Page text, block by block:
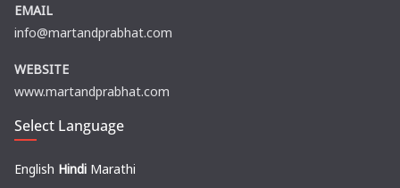
EMAIL
info@martandprabhat.com
WEBSITE
www.martandprabhat.com
Select Language
English Hindi Marathi